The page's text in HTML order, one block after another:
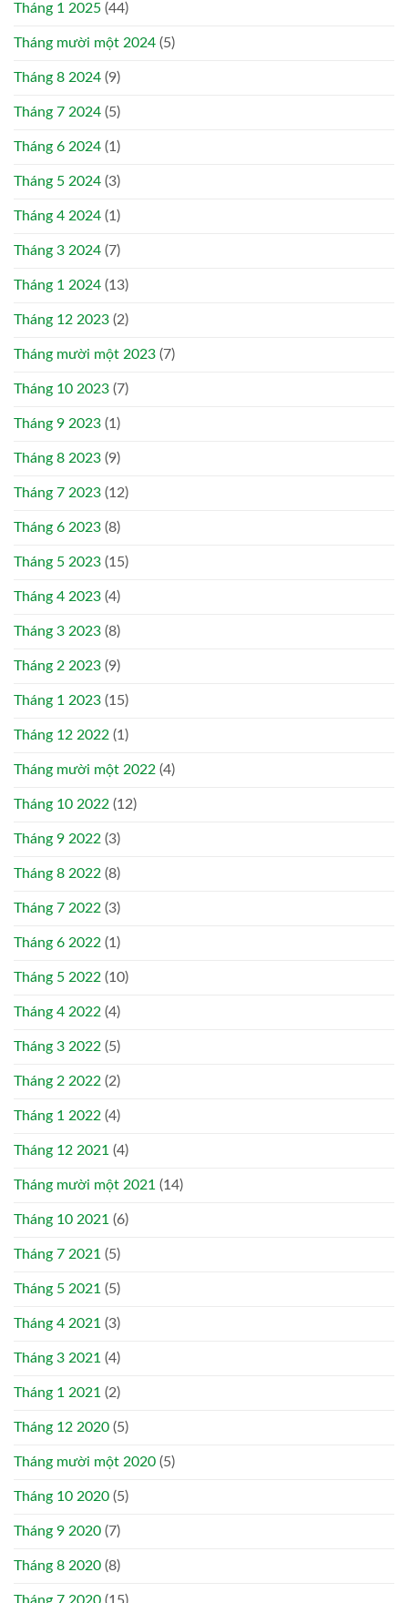
Tháng 1 2025 (44)
Tháng mười một 2024 (5)
Tháng 8 2024 (9)
Tháng 7 2024 (5)
Tháng 6 2024 (1)
Tháng 5 2024 (3)
Tháng 4 2024 (1)
Tháng 3 2024 (7)
Tháng 1 2024 (13)
Tháng 12 2023 (2)
Tháng mười một 2023 (7)
Tháng 10 2023 (7)
Tháng 9 2023 (1)
Tháng 8 2023 (9)
Tháng 7 2023 (12)
Tháng 6 2023 (8)
Tháng 5 2023 (15)
Tháng 4 2023 (4)
Tháng 3 2023 (8)
Tháng 2 2023 (9)
Tháng 1 2023 (15)
Tháng 12 2022 (1)
Tháng mười một 2022 (4)
Tháng 10 2022 (12)
Tháng 9 2022 (3)
Tháng 8 2022 (8)
Tháng 7 2022 (3)
Tháng 6 2022 (1)
Tháng 5 2022 (10)
Tháng 4 2022 (4)
Tháng 3 2022 (5)
Tháng 2 2022 (2)
Tháng 1 2022 (4)
Tháng 12 2021 (4)
Tháng mười một 2021 (14)
Tháng 10 2021 (6)
Tháng 7 2021 (5)
Tháng 5 2021 (5)
Tháng 4 2021 (3)
Tháng 3 2021 (4)
Tháng 1 2021 (2)
Tháng 12 2020 (5)
Tháng mười một 2020 (5)
Tháng 10 2020 (5)
Tháng 9 2020 (7)
Tháng 8 2020 (8)